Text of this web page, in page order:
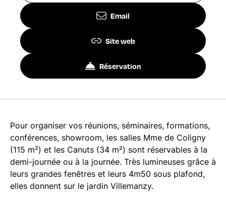
Email
Site web
Réservation
Pour organiser vos réunions, séminaires, formations,
conférences, showroom, les salles Mme de Coligny
(115 m²) et les Canuts (34 m²) sont réservables à la
demi-journée ou à la journée. Très lumineuses grâce à
leurs grandes fenêtres et leurs 4m50 sous plafond,
elles donnent sur le jardin Villemanzy.